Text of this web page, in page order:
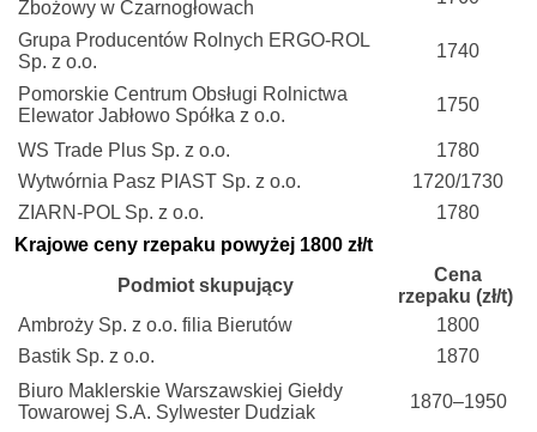
Zbożowy w Czarnogłowach
Grupa Producentów Rolnych ERGO-ROL
Sp. z o.o.
1740
Pomorskie Centrum Obsługi Rolnictwa
Elewator Jabłowo Spółka z o.o.
1750
WS Trade Plus Sp. z o.o.
1780
Wytwórnia Pasz PIAST Sp. z o.o.
1720/1730
ZIARN-POL Sp. z o.o.
1780
Krajowe ceny rzepaku powyżej 1800 zł/t
Podmiot skupujący
Cena
rzepaku (zł/t)
Ambroży Sp. z o.o. filia Bierutów
1800
Bastik Sp. z o.o.
1870
Biuro Maklerskie Warszawskiej Giełdy
Towarowej S.A. Sylwester Dudziak
1870–1950